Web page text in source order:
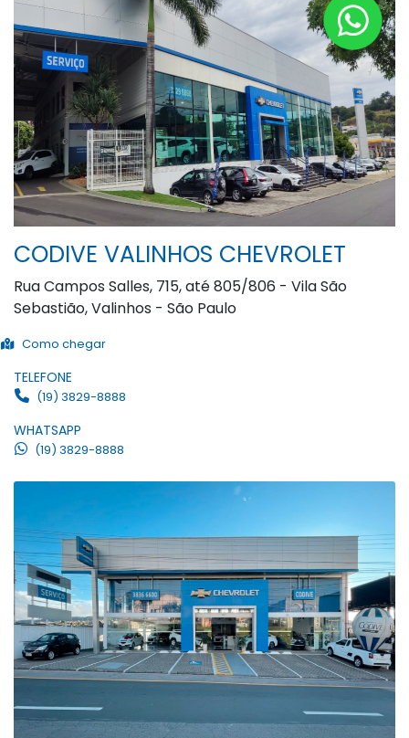
CODIVE VALINHOS CHEVROLET
Rua Campos Salles, 715, até 805/806 - Vila São
Sebastião, Valinhos - São Paulo
Como chegar
TELEFONE
(19) 3829-8888
WHATSAPP
(19) 3829-8888